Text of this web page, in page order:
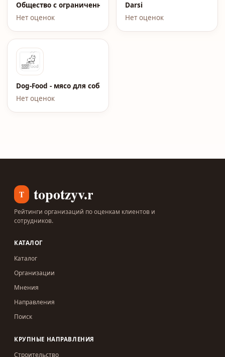
Общество с ограниченной ответственностью Апиценна
Нет оценок
Darsi
Нет оценок
Dog-Food - мясо для собак
Нет оценок
T topotzyv.ru
Рейтинги организаций по оценкам клиентов и
сотрудников.
КАТАЛОГ
Каталог
Организации
Мнения
Направления
Поиск
КРУПНЫЕ НАПРАВЛЕНИЯ
Строительство